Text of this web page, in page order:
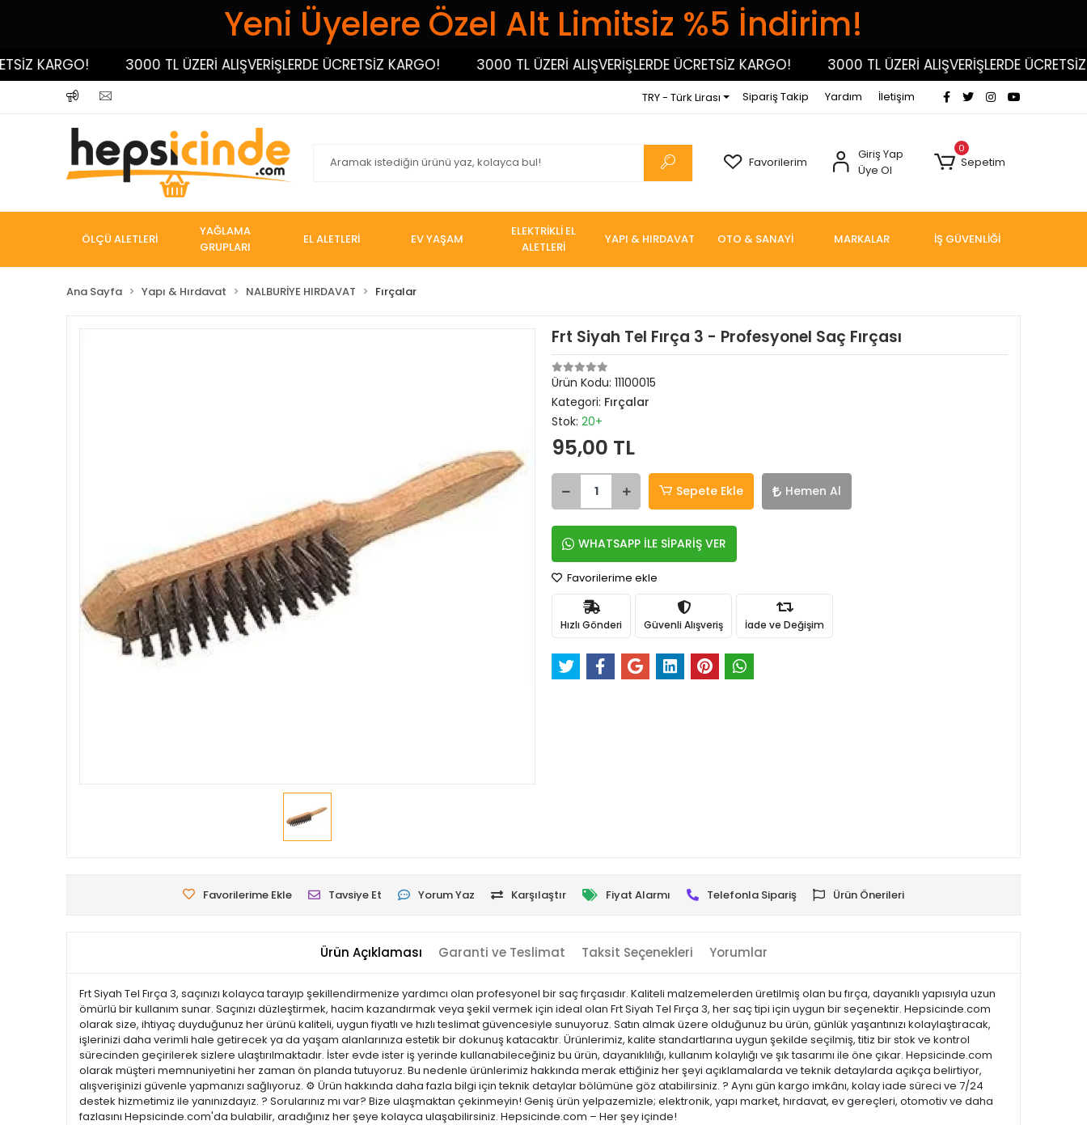
Yeni Üyelere Özel Alt Limitsiz %5 İndirim!
KARGO! 3000 TL ÜZERİ ALIŞVERİŞLERDE ÜCRETSİZ KARGO! 3000 TL ÜZERİ ALIŞVERİŞLERDE ÜCRETSİZ KARGO! 3000 TL ÜZERİ ALIŞVERİŞLERDE ÜCRETSİZ
TRY - Türk Lirası Sipariş Takip Yardım İletişim
Favorilerim
Giriş Yap
Üye Ol
0
Sepetim
ÖLÇÜ ALETLERİ
YAĞLAMA
GRUPLARI
EL ALETLERİ EV YAŞAM
ELEKTRİKLİ EL
ALETLERİ
YAPI & HIRDAVAT OTO & SANAYİ MARKALAR İŞ GÜVENLİĞİ
Ana Sayfa Yapı & Hırdavat NALBURİYE HIRDAVAT Fırçalar
Frt Siyah Tel Fırça 3 - Profesyonel Saç Fırçası
Ürün Kodu: 11100015
Kategori: Fırçalar
Stok: 20+
95,00 TL
Sepete Ekle Hemen Al
WHATSAPP İLE SİPARİŞ VER
Favorilerime ekle
Hızlı Gönderi Güvenli Alışveriş İade ve Değişim
Favorilerime Ekle Tavsiye Et Yorum Yaz Karşılaştır Fiyat Alarmı Telefonla Sipariş Ürün Önerileri
Ürün Açıklaması Garanti ve Teslimat Taksit Seçenekleri Yorumlar
Frt Siyah Tel Fırça 3, saçınızı kolayca tarayıp şekillendirmenize yardımcı olan profesyonel bir saç fırçasıdır. Kaliteli malzemelerden üretilmiş olan bu fırça, dayanıklı yapısıyla uzun
ömürlü bir kullanım sunar. Saçınızı düzleştirmek, hacim kazandırmak veya şekil vermek için ideal olan Frt Siyah Tel Fırça 3, her saç tipi için uygun bir seçenektir. Hepsicinde.com
olarak size, ihtiyaç duyduğunuz her ürünü kaliteli, uygun fiyatlı ve hızlı teslimat güvencesiyle sunuyoruz. Satın almak üzere olduğunuz bu ürün, günlük yaşantınızı kolaylaştıracak,
işlerinizi daha verimli hale getirecek ya da yaşam alanlarınıza estetik bir dokunuş katacaktır. Ürünlerimiz, kalite standartlarına uygun şekilde seçilmiş, titiz bir stok ve kontrol
sürecinden geçirilerek sizlere ulaştırılmaktadır. İster evde ister iş yerinde kullanabileceğiniz bu ürün, dayanıklılığı, kullanım kolaylığı ve şık tasarımı ile öne çıkar. Hepsicinde.com
olarak müşteri memnuniyetini her zaman ön planda tutuyoruz. Bu nedenle ürünlerimiz hakkında merak ettiğiniz her şeyi açıklamalarda ve teknik detaylarda açıkça belirtiyor,
alışverişinizi güvenle yapmanızı sağlıyoruz. ⚙️ Ürün hakkında daha fazla bilgi için teknik detaylar bölümüne göz atabilirsiniz. ? Aynı gün kargo imkânı, kolay iade süreci ve 7/24
destek hizmetimiz ile yanınızdayız. ? Sorularınız mı var? Bize ulaşmaktan çekinmeyin! Geniş ürün yelpazemizle; elektronik, yapı market, hırdavat, ev gereçleri, otomotiv ve daha
fazlasını Hepsicinde.com'da bulabilir, aradığınız her şeye kolayca ulaşabilirsiniz. Hepsicinde.com – Her şey içinde!